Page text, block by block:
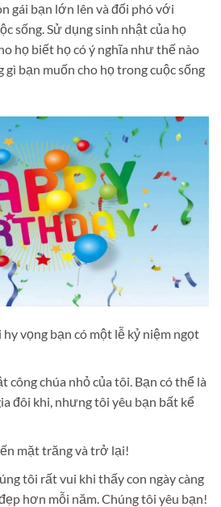
gái bạn lớn lên và đối phó với
sống. Sử dụng sinh nhật của họ
họ biết họ có ý nghĩa như thế nào
bạn muốn cho họ trong cuộc sống
hy vọng bạn có một lễ kỷ niệm ngọt
công chúa nhỏ của tôi. Bạn có thể là
đôi khi, nhưng tôi yêu bạn bất kể
mặt trăng và trở lại!
tôi rất vui khi thấy con ngày càng
hơn mỗi năm. Chúng tôi yêu bạn!